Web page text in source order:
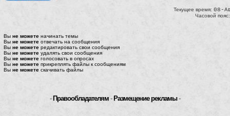
Текущее время: 08-
Часовой
Вы не можете начинать темы
Вы не можете отвечать на сообщения
Вы не можете редактировать свои сообщения
Вы не можете удалять свои сообщения
Вы не можете голосовать в опросах
Вы не можете прикреплять файлы к сообщениям
Вы не можете скачивать файлы
- Правообладателям - Размещение рекламы-